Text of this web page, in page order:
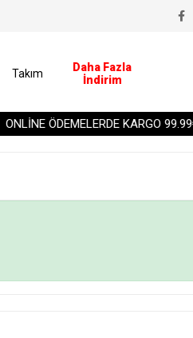
ONLİNE ÖDEMELERDE KARGO 99.99₺
Takım
Daha Fazla
İndirim